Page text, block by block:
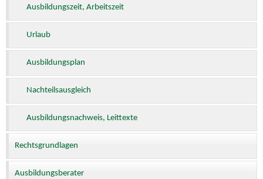
Ausbildungszeit, Arbeitszeit
Urlaub
Ausbildungsplan
Nachteilsausgleich
Ausbildungsnachweis, Leittexte
Rechtsgrundlagen
Ausbildungsberater